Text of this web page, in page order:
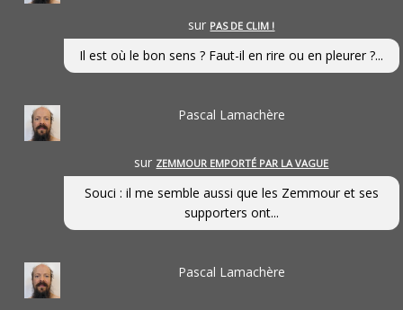
sur PAS DE CLIM !
Il est où le bon sens ? Faut-il en rire ou en pleurer ?...
Pascal Lamachère
sur ZEMMOUR EMPORTÉ PAR LA VAGUE
Souci : il me semble aussi que les Zemmour et ses
supporters ont...
Pascal Lamachère